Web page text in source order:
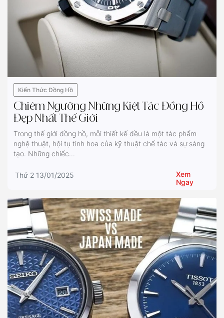
Kiến Thức Đồng Hồ
Chiêm Ngưỡng Những Kiệt Tác Đồng Hồ
Đẹp Nhất Thế Giới
Trong thế giới đồng hồ, mỗi thiết kế đều là một tác phẩm
nghệ thuật, hội tụ tinh hoa của kỹ thuật chế tác và sự sáng
tạo. Những chiếc...
Thứ 2 13/01/2025
Xem
Ngay